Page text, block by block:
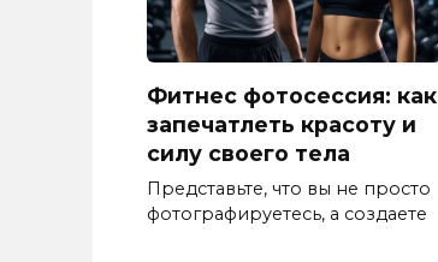
Фитнес фотосессия: как
запечатлеть красоту и
силу своего тела
Представьте, что вы не просто
фотографируетесь, а создаете